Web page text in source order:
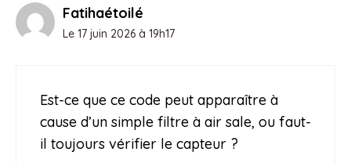
Fatihaétoilé
Le 17 juin 2026 à 19h17
Est-ce que ce code peut apparaître à
cause d’un simple filtre à air sale, ou faut-
il toujours vérifier le capteur ?